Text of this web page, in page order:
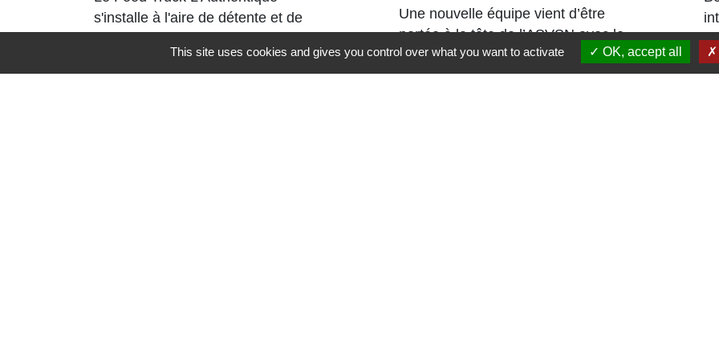
s'installe à l'aire de détente et de
septembre 2026
Une nouvelle équipe vient d’être
portée à la tête de l’ASVSN avec le
renouvellement du bureau à 95%.
This site uses cookies and gives you control over what you want to activate OK, accept all